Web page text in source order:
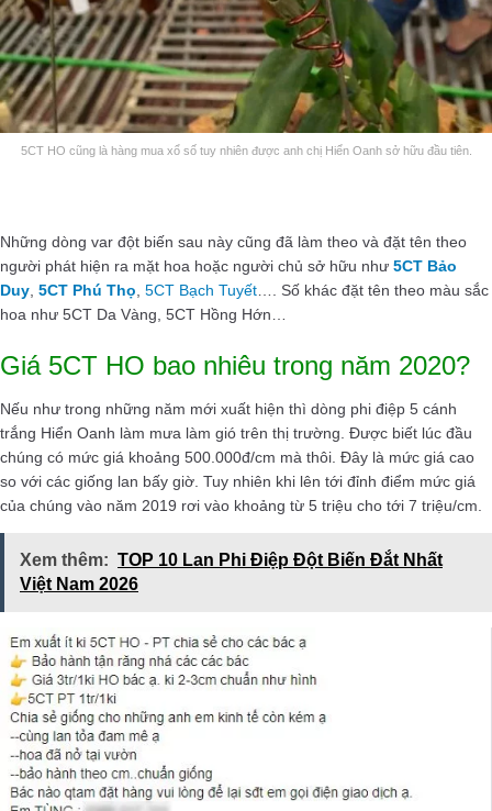
5CT HO cũng là hàng mua xổ số tuy nhiên được anh chị Hiển Oanh sở hữu đầu tiên.
Những dòng var đột biến sau này cũng đã làm theo và đặt tên theo
người phát hiện ra mặt hoa hoặc người chủ sở hữu như 5CT Bảo
Duy 5CT Phú Thọ 5CT Bạch Tuyết …. Số khác đặt tên theo màu sắc
hoa như 5CT Da Vàng, 5CT Hồng Hớn…
Giá 5CT HO bao nhiêu trong năm 2020?
Nếu như trong những năm mới xuất hiện thì dòng phi điệp 5 cánh
trắng Hiển Oanh làm mưa làm gió trên thị trường. Được biết lúc đầu
chúng có mức giá khoảng 500.000đ/cm mà thôi. Đây là mức giá cao
so với các giống lan bấy giờ. Tuy nhiên khi lên tới đỉnh điểm mức giá
của chúng vào năm 2019 rơi vào khoảng từ 5 triệu cho tới 7 triệu/cm.
Xem thêm: TOP 10 Lan Phi Điệp Đột Biến Đắt Nhất
Việt Nam 2026